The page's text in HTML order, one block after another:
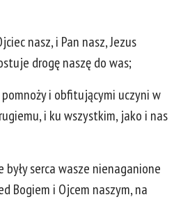
nasz, i Pan nasz, Jezus
drogę naszę do was;
pomnoży i obfitującymi uczyni w
i ku wszystkim, jako i nas
serca wasze nienaganione
Bogiem i Ojcem naszym, na